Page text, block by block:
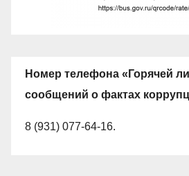
Номер телефона «Горячей
сообщений о фактах
8 (931) 077-64-16.